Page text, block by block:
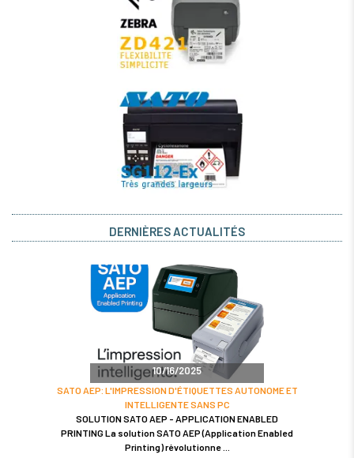
DERNIÈRES ACTUALITÉS
10/16/2025
SATO AEP: L'IMPRESSION D'ÉTIQUETTES AUTONOME ET
INTELLIGENTE SANS PC
SOLUTION SATO AEP - APPLICATION ENABLED
PRINTING La solution SATO AEP (Application Enabled
Printing) révolutionne